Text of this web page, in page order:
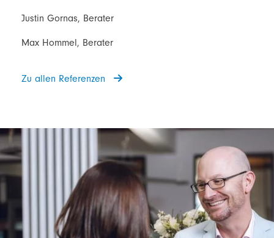
Justin Gornas, Berater
Max Hommel, Berater
Zu allen Referenzen